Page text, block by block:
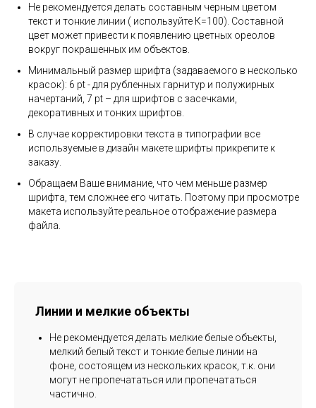
Не рекомендуется делать составным черным цветом
текст и тонкие линии ( используйте К=100). Составной
цвет может привести к появлению цветных ореолов
вокруг покрашенных им объектов.
Минимальный размер шрифта (задаваемого в несколько
красок): 6 pt - для рубленных гарнитур и полужирных
начертаний, 7 pt – для шрифтов с засечками,
декоративных и тонких шрифтов.
В случае корректировки текста в типографии все
используемые в дизайн макете шрифты прикрепите к
заказу.
Обращаем Ваше внимание, что чем меньше размер
шрифта, тем сложнее его читать. Поэтому при просмотре
макета используйте реальное отображение размера
файла.
Линии и мелкие объекты
Не рекомендуется делать мелкие белые объекты,
мелкий белый текст и тонкие белые линии на
фоне, состоящем из нескольких красок, т.к. они
могут не пропечататься или пропечататься
частично.